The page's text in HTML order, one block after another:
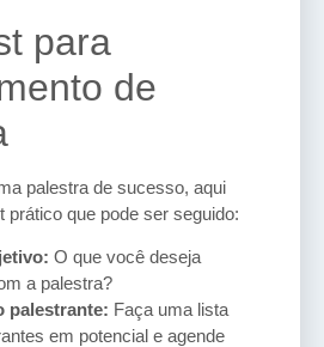
para
de
palestra de sucesso, aqui
prático que pode ser seguido:
O que você deseja
a palestra?
palestrante: Faça uma lista
em potencial e agende